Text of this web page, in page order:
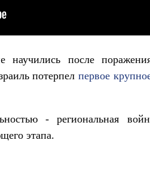
научились после
потерпелпервое
- региональная
этапа.